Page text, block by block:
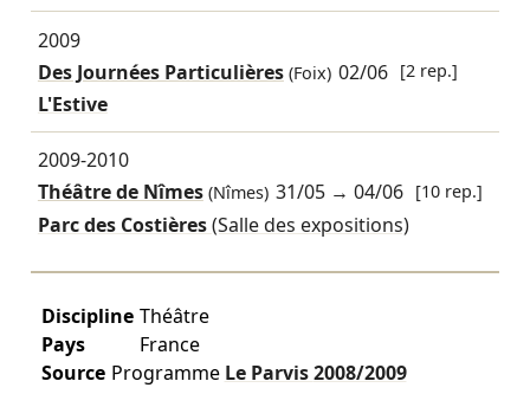
2009
Des Journées Particulières(Foix) 02/06 [2 rep.]
L'Estive
2009-2010
Théâtre de Nîmes(Nîmes) 31/05 →04/06 [10 rep.]
Parc des Costières(Salle des expositions)
Discipline Théâtre
Pays
France
Source Programme Le Parvis2008/2009